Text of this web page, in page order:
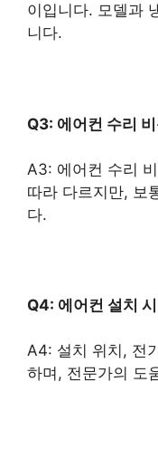
이입니다. 모델과
니다.
Q3: 에어컨 수리
A3: 에어컨 수리
따라 다르지만, 보
다.
Q4: 에어컨 설치
A4: 설치 위치, 전
하며, 전문가의 도